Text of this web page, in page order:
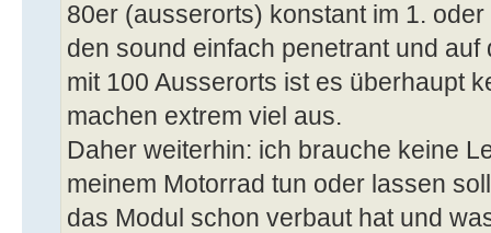
80er (ausserorts) konstant im 1.
den sound einfach penetrant und
mit 100 Ausserorts ist es überhaupt
machen extrem viel aus.
Daher weiterhin: ich brauche keine
meinem Motorrad tun oder lassen
das Modul schon verbaut hat und